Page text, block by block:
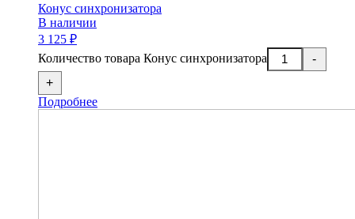
Конус синхронизатора
В наличии
3 125 ₽
-
Количество товара Конус синхронизатора
+
Подробнее